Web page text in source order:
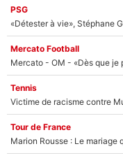
PSG
«Détester à vie», Stéphane
Mercato Football
Tennis
Tour de France
Marion Rousse : Le mariage